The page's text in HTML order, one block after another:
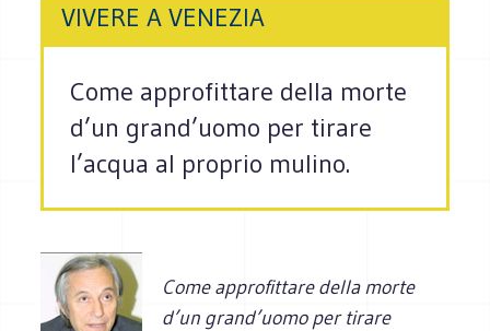
VIVERE A VENEZIA
Come approfittare della morte
d’un grand’uomo per tirare
l’acqua al proprio mulino.
Come approfittare della morte
d’un grand’uomo per tirare